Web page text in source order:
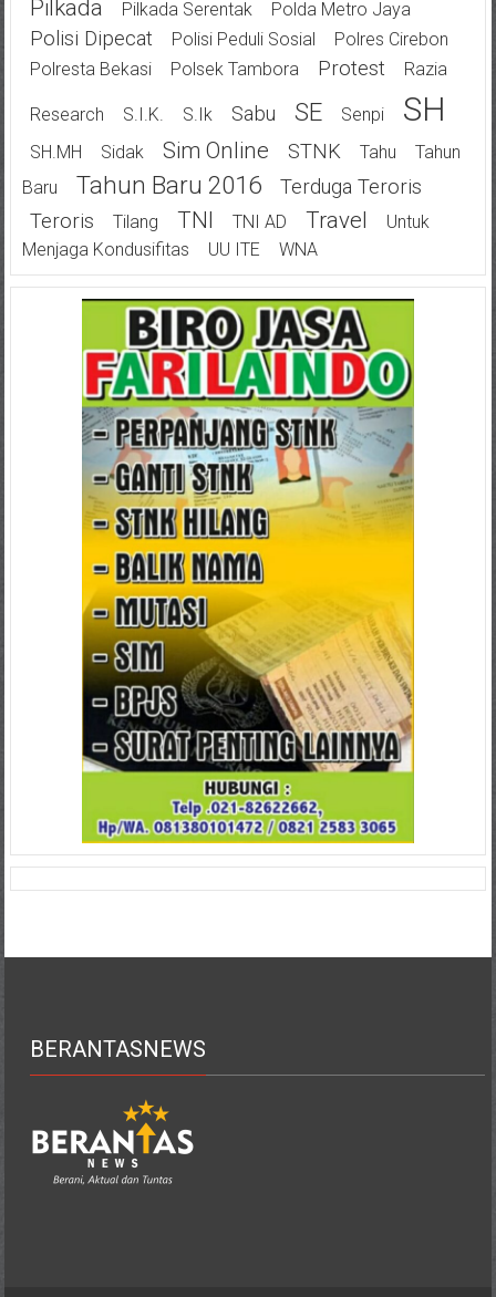
Pilkada Pilkada Serentak Polda Metro Jaya
Polisi Dipecat Polisi Peduli Sosial
Polres Cirebon
Polresta Bekasi
Polsek Tambora Protest Razia
Research S.I.K. S.Ik Sabu SE Senpi SH
SH.MH Sidak Sim Online STNK Tahu
Tahun
Baru
Tahun Baru 2016
Terduga Teroris
Teroris
Tilang TNI TNI AD Travel
Untuk
Menjaga Kondusifitas
UU ITE WNA
BERANTASNEWS